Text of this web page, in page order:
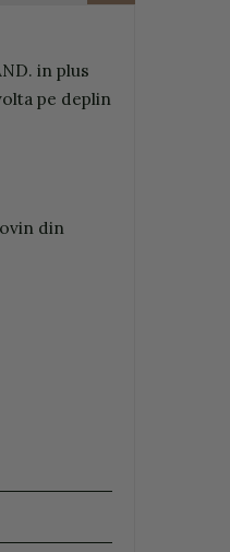
in plus
pe deplin
din